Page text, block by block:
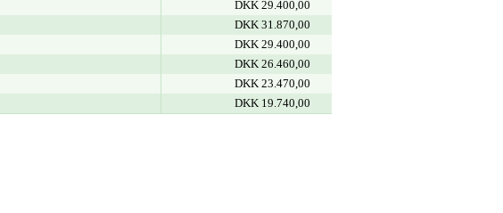
DKK 29.400,00
DKK 31.870,00
DKK 29.400,00
DKK 26.460,00
DKK 23.470,00
DKK 19.740,00